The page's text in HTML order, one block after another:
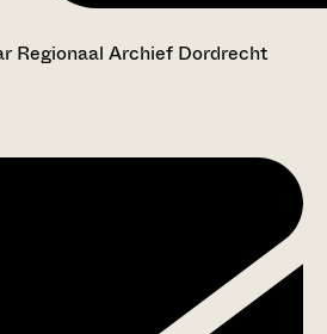
Regionaal Archief Dordrecht